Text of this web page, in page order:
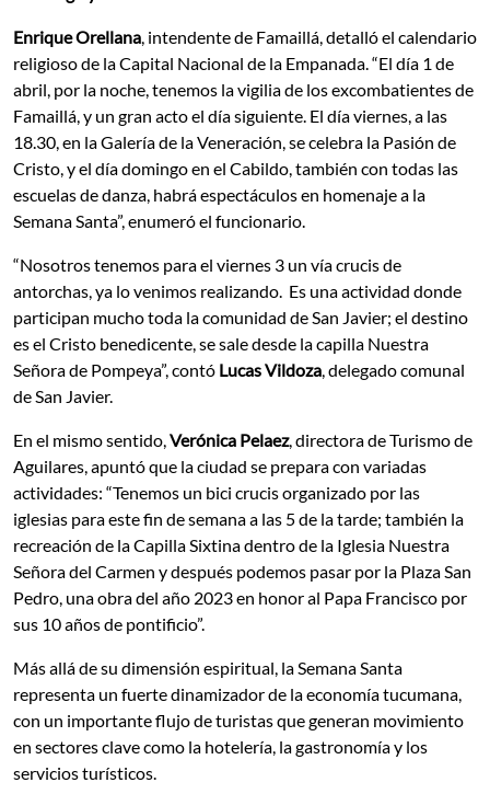
Enrique Orellana, intendente de Famaillá, detalló el calendario
religioso de la Capital Nacional de la Empanada. “El día 1 de
abril, por la noche, tenemos la vigilia de los excombatientes de
Famaillá, y un gran acto el día siguiente. El día viernes, a las
18.30, en la Galería de la Veneración, se celebra la Pasión de
Cristo, y el día domingo en el Cabildo, también con todas las
escuelas de danza, habrá espectáculos en homenaje a la
Semana Santa”, enumeró el funcionario.
“Nosotros tenemos para el viernes 3 un vía crucis de
antorchas, ya lo venimos realizando. Es una actividad donde
participan mucho toda la comunidad de San Javier; el destino
es el Cristo benedicente, se sale desde la capilla Nuestra
Señora de Pompeya”, contó Lucas Vildoza, delegado comunal
de San Javier.
En el mismo sentido,Verónica Pelaez, directora de Turismo de
Aguilares, apuntó que la ciudad se prepara con variadas
actividades: “Tenemos un bici crucis organizado por las
iglesias para este fin de semana a las 5 de la tarde; también la
recreación de la Capilla Sixtina dentro de la Iglesia Nuestra
Señora del Carmen y después podemos pasar por la Plaza San
Pedro, una obra del año 2023 en honor al Papa Francisco por
sus 10 años de pontificio”.
Más allá de su dimensión espiritual, la Semana Santa
representa un fuerte dinamizador de la economía tucumana,
con un importante flujo de turistas que generan movimiento
en sectores clave como la hotelería, la gastronomía y los
servicios turísticos.